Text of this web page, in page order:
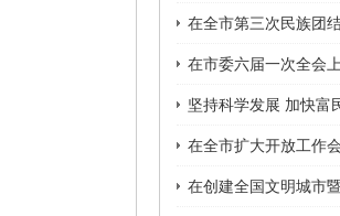
在全市第三次民族团
在市委六届一次全会
坚持科学发展 加快
在全市扩大开放工作
在创建全国文明城市